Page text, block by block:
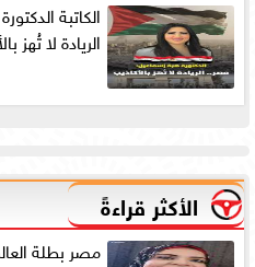
الكاتبة
الريادة لا تُهز
الأكثر قراءةً
مصر بطلة